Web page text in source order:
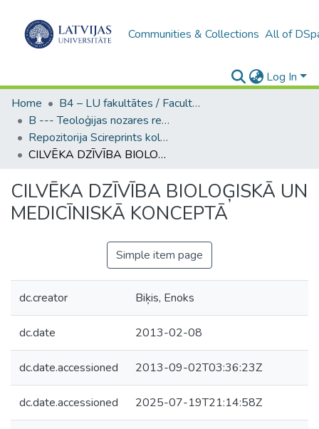
Communities & Collections All of
Log In
Home
B4 – LU fakultātes / Faculties of the UL
B --- Teoloģijas nozares repozitorijs SciReprints
Repozitorija Scireprints kolekcija
CILVĒKA DZĪVĪBA BIOLOĢISKĀ UN MEDICĪNISKĀ KONCEPTĀ
CILVĒKA DZĪVĪBA BIOLOĢISKĀ UN
MEDICĪNISKĀ KONCEPTĀ
Simple item page
dc.creator Biķis, Enoks
dc.date 2013-02-08
dc.date.accessioned 2013-09-02T03:36:23Z
dc.date.accessioned 2025-07-19T21:14:58Z